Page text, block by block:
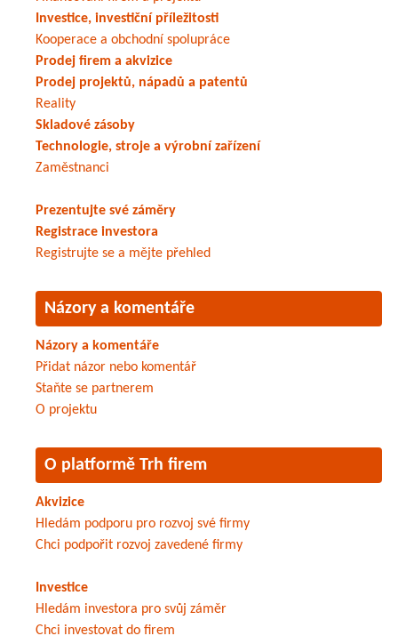
Investice, investiční příležitosti
Kooperace a obchodní spolupráce
Prodej firem a akvizice
Prodej projektů, nápadů a patentů
Reality
Skladové zásoby
Technologie, stroje a výrobní zařízení
Zaměstnanci
Prezentujte své záměry
Registrace investora
Registrujte se a mějte přehled
Názory a komentáře
Názory a komentáře
Přidat názor nebo komentář
Staňte se partnerem
O projektu
O platformě Trh firem
Akvizice
Hledám podporu pro rozvoj své firmy
Chci podpořit rozvoj zavedené firmy
Investice
Hledám investora pro svůj záměr
Chci investovat do firem